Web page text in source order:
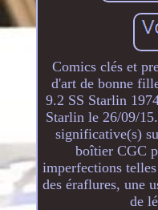
Comics clés et
d'art de bonne
9.2 SS Starlin
Starlin le 26/09/
significative(s)
boîtier CGC
imperfections
des éraflures, une
de